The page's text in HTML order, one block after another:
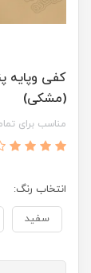
کفی وپایه
(مشکی)
مناسب برای
انتخاب رنگ:
سفید